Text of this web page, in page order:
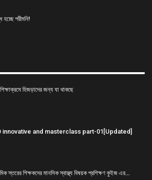
হচ্ছে পরীমনি!
হিজড়াদের জন্য যা থাকছে
innovative and masterclass part-01[Updated]
স্তরের শিক্ষকদের মানসিক স্বাস্থ্য বিষয়ক প্রশিক্ষণ কুইজ এর…